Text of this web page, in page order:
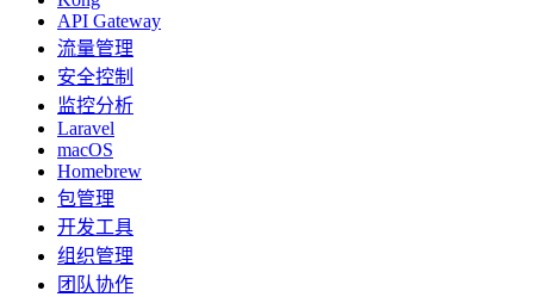
API Gateway
流量管理
安全控制
监控分析
Laravel
macOS
Homebrew
包管理
开发工具
组织管理
团队协作